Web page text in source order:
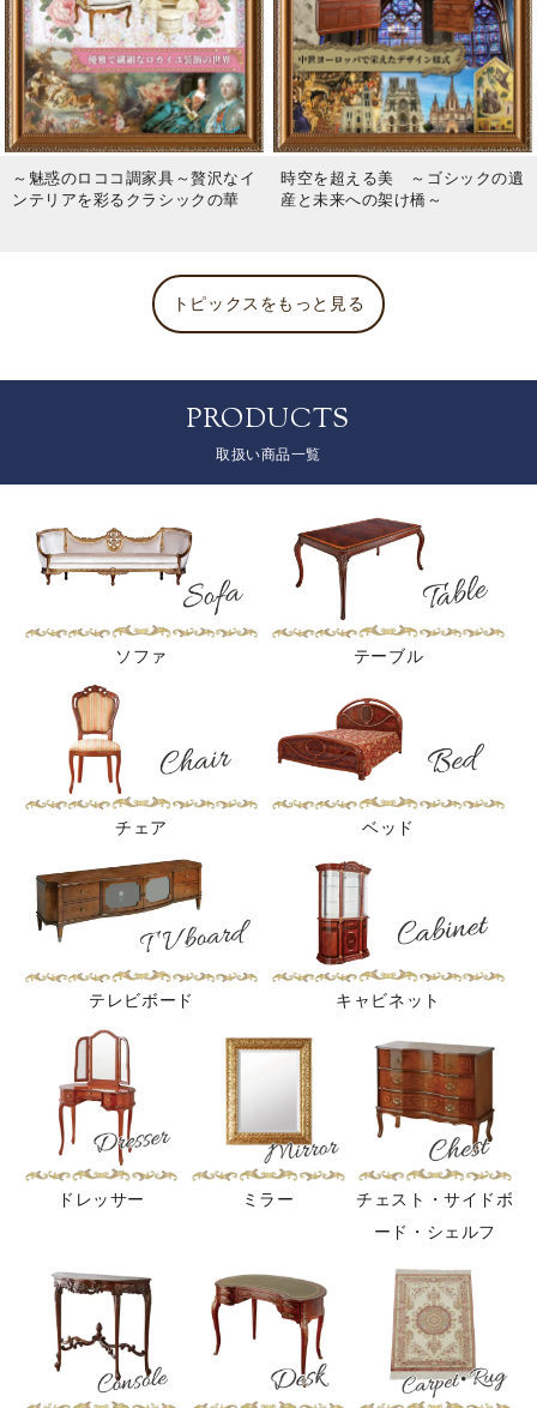
～魅惑のロココ調家具～贅沢なイ
ンテリアを彩るクラシックの華
時空を超える美 ～ゴシックの遺
産と未来への架け橋～
トピックスをもっと見る
PRODUCTS
取扱い商品一覧
ソファ テーブル
チェア ベッド
テレビボード キャビネット
ドレッサー ミラー
チェスト・サイドボ
ード・シェルフ